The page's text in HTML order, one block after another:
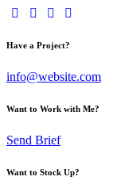
Have a Project?
info@website.com
Want to Work with Me?
Send Brief
Want to Stock Up?